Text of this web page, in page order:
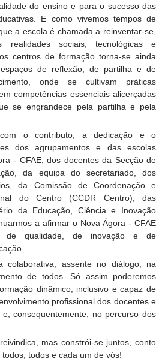
do ensino e para o sucesso das
E como vivemos tempos de
a escola é chamada a reinventar-se,
sociais, tecnológicas e
centros de formação torna-se ainda
de reflexão, de partilha e de
onde se cultivam práticas
competências essenciais alicerçadas
se engrandece pela partilha e pela
o contributo, a dedicação e o
dos agrupamentos e das escolas
- CFAE, dos docentes da Secção de
da equipa do secretariado, dos
da Comissão de Coordenação e
do Centro (CCDR Centro), das
da Educação, Ciência e Inovação
a afirmar o Nova Ágora - CFAE
de qualidade, de inovação e de
colaborativa, assente no diálogo, na
de todos. Só assim poderemos
dinâmico, inclusivo e capaz de
profissional dos docentes e
consequentemente, no percurso dos
mas constrói-se juntos, conto
todos e cada um de vós!